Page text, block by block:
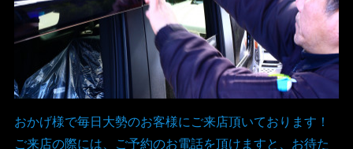
おかげ様で毎日大勢のお客様にご来店頂いております！
ご来店の際には、ご予約のお電話を頂けますと、お待た